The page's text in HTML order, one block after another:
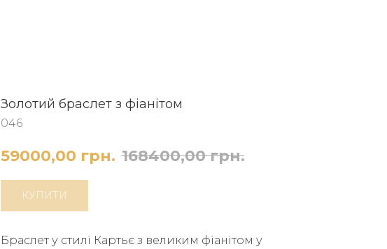
Золотий браслет з фіанітом
046
59000,00 грн. 168400,00 грн.
КУПИТИ
Браслет у стилі Картьє з великим фіанітом у